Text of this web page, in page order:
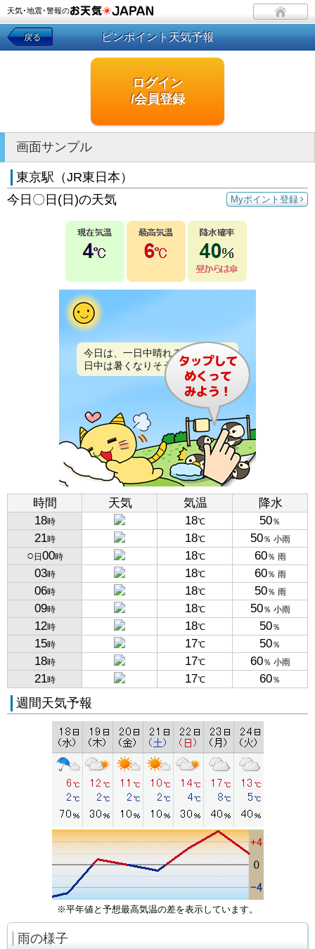
天気･地震･警報の
戻る ピンポイント天気予報
ログイン
/会員登録
画面サンプル
東京駅（JR東日本）
Myポイント登録
今日〇日(日)の天気
今日は、一日中晴れるでしょう。
日中は暑くなりそうです。
時間 天気 気温
降水
18時 18℃ 50％
21時 18℃ 50％ 小雨
○ 日 00時 18℃ 60％ 雨
03時 18℃ 60％ 雨
06時 18℃ 50％ 雨
09時 18℃ 50％ 小雨
12時 18℃ 50％
15時 17℃ 50％
18時 17℃ 60％ 小雨
21時 17℃ 60％
週間天気予報
※平年値と予想最高気温の差を表示しています。
雨の様子